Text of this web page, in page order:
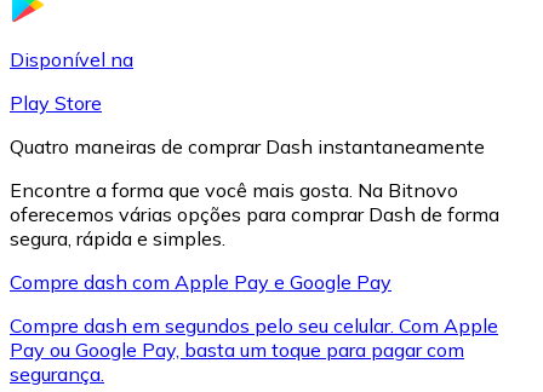
XRP
XRP
Disponível na
Play Store
Quatro maneiras de comprar Dash instantaneamente
Encontre a forma que você mais gosta. Na Bitnovo
oferecemos várias opções para comprar Dash de forma
segura, rápida e simples.
Compre dash com Apple Pay e Google Pay
Compre dash em segundos pelo seu celular. Com Apple
Pay ou Google Pay, basta um toque para pagar com
segurança.